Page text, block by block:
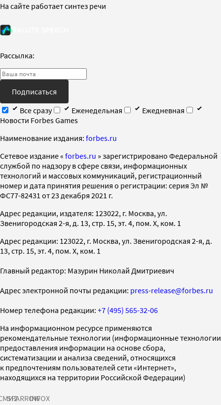
На сайте работает синтез речи
Рассылка:
Подписаться
Все сразу
Еженедельная
Ежедневная
Новости Forbes Games
Наименование издания: forbes.ru
Cетевое издание « forbes.ru » зарегистрировано Федеральной
службой по надзору в сфере связи, информационных
технологий и массовых коммуникаций, регистрационный
номер и дата принятия решения о регистрации: серия Эл №
ФС77-82431 от 23 декабря 2021 г.
Адрес редакции, издателя: 123022, г. Москва, ул.
Звенигородская 2-я, д. 13, стр. 15, эт. 4, пом. X, ком. 1
Адрес редакции: 123022, г. Москва, ул. Звенигородская 2-я, д.
13, стр. 15, эт. 4, пом. X, ком. 1
Главный редактор: Мазурин Николай Дмитриевич
Адрес электронной почты редакции: press-release@forbes.ru
Номер телефона редакции: +7 (495) 565-32-06
На информационном ресурсе применяются
рекомендательные технологии (информационные технологии
предоставления информации на основе сбора,
систематизации и анализа сведений, относящихся
к предпочтениям пользователей сети «Интернет»,
находящихся на территории Российской Федерации)
SPARROWINFOX